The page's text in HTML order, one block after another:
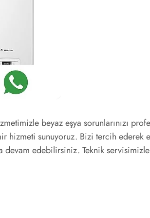
beyaz eşya sorunlarınızı
hizmeti sunuyoruz. Bizi tercih ederek
edebilirsiniz. Teknik